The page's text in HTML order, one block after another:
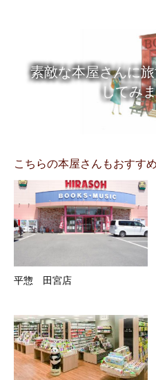
素敵な本屋さんに
してみ
こちらの本屋さんもおすすめ
平惣 田宮店